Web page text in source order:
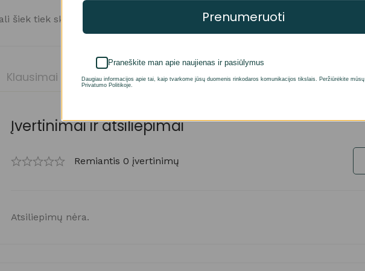
šiek tiek skirtis nuo tikrosios siūlų spalvos.
Klausimai
Įvertinimai ir atsiliepimai
Remiantis 0 įvertinimų
Atsiliepimų nėra.
Prenumeruoti
Praneškite man apie naujienas ir pasiūlymus
Daugiau informacijos apie tai, kaip tvarkome jūsų duomenis rinkodaros komunikacijos tikslais. Peržiūrėkite mūsų
Privatumo Politikoje.